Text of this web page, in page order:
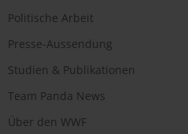
Politische Arbeit
Presse-Aussendung
Studien & Publikationen
Team Panda News
Über den WWF